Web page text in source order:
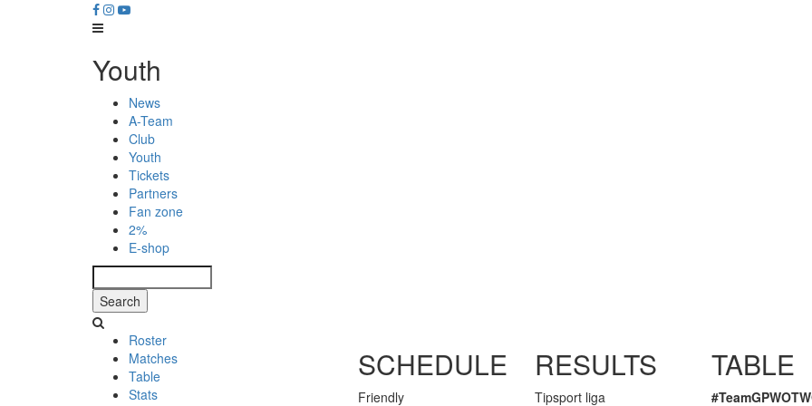
navigation
Youth
News
A-Team
Club
Youth
Tickets
Partners
Fan zone
2%
E-shop
Roster
Matches
Table
Stats
SCHEDULE
Friendly
RESULTS
Tipsport liga
TABLE
#TeamGPWOTW